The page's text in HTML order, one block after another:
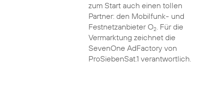
zum Start auch einen tollen
Partner: den Mobilfunk- und
Festnetzanbieter O2. Für die
Vermarktung zeichnet die
SevenOne AdFactory von
ProSiebenSat.1 verantwortlich.